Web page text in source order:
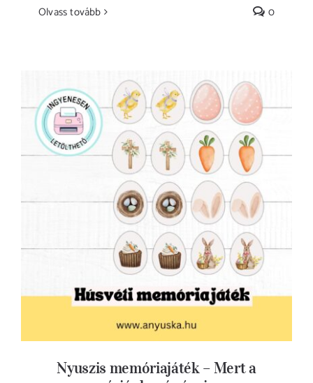
Olvass tovább 0
Nyuszis memóriajáték – Mert a memóriánk
már úgyis egy nyúlketrec!
Nyuszis memóriajáték – Mert a